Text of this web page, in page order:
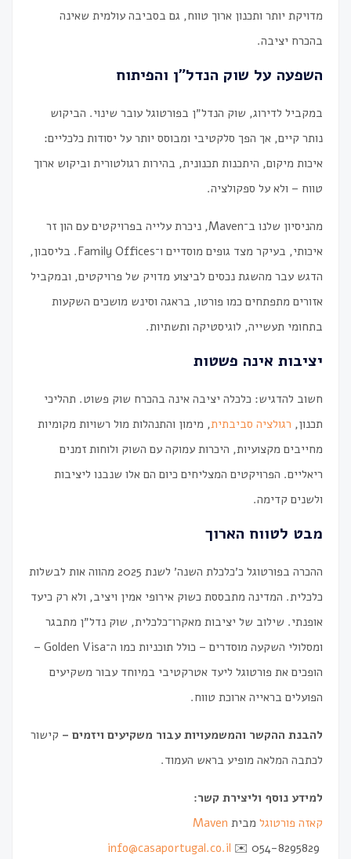
מדויקת יותר ותכנון ארוך טווח, גם בסביבה עולמית שאינה
בהכרח יציבה.
השפעה על שוק הנדל״ן והפיתוח
במקביל לדירוג, שוק הנדל״ן בפורטוגל עובר שינוי. הביקוש
נותר קיים, אך הפך סלקטיבי ומבוסס יותר על יסודות כלכליים:
איכות מיקום, היתכנות תכנונית, בהירות רגולטורית וביקוש ארוך
טווח – ולא על ספקולציה.
מהניסיון שלנו ב־Maven, ניכרת עלייה בפרויקטים עם הון זר
איכותי, בעיקר מצד גופים מוסדיים ו־Family Offices. בליסבון,
הדגש עבר מהשגת נכסים לביצוע מדויק של פרויקטים, ובמקביל
אזורים מתפתחים כמו פורטו, בראגה וסינש מושכים השקעות
בתחומי תעשייה, לוגיסטיקה ותשתיות.
יציבות אינה פשטות
חשוב להדגיש: כלכלה יציבה אינה בהכרח שוק פשוט. תהליכי
תכנון, רגולציה סביבתית, מימון והתנהלות מול רשויות מקומיות
מחייבים מקצועיות, היכרות עמוקה עם השוק ולוחות זמנים
ריאליים. הפרויקטים המצליחים כיום הם אלו שנבנו ליציבות
ולשנים קדימה.
מבט לטווח הארוך
ההכרה בפורטוגל כ׳כלכלת השנה׳ לשנת 2025 מהווה אות לבשלות
כלכלית. המדינה מתבססת כשוק אירופי אמין ויציב, ולא רק כיעד
אופנתי. שילוב של יציבות מאקרו־כלכלית, שוק נדל״ן מתבגר
ומסלולי השקעה מוסדרים – כולל תוכניות כמו ה־Golden Visa –
הופכים את פורטוגל ליעד אטרקטיבי במיוחד עבור משקיעים
הפועלים בראייה ארוכת טווח.
להבנת ההקשר והמשמעויות עבור משקיעים ויזמים – קישור
לכתבה המלאה מופיע בראש העמוד.
למידע נוסף וליצירת קשר:
קאזה פורטוגל מבית Maven
info@casaportugal.co.il